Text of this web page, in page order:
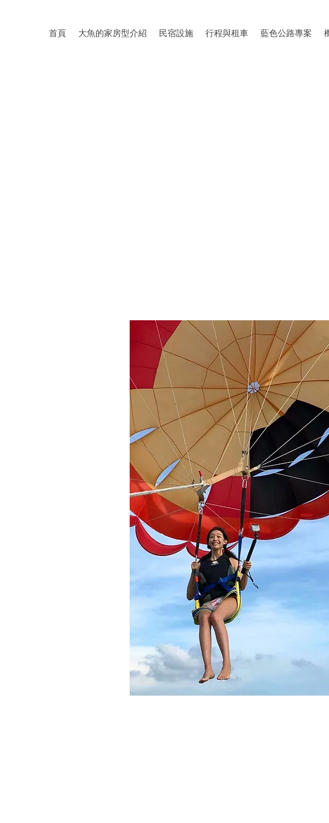
首頁 大魚的家房型介紹 民宿設施 行程與租車 藍色公路專案